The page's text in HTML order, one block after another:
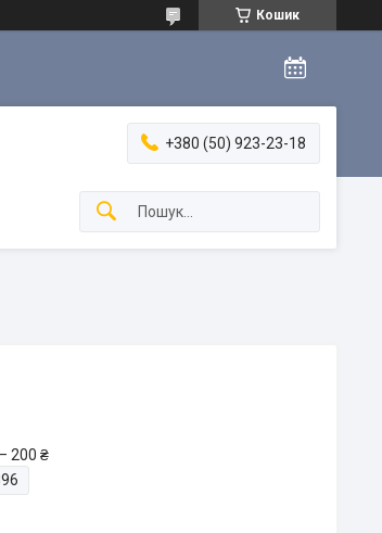
Кошик
+380 (50) 923-23-18
200 ₴